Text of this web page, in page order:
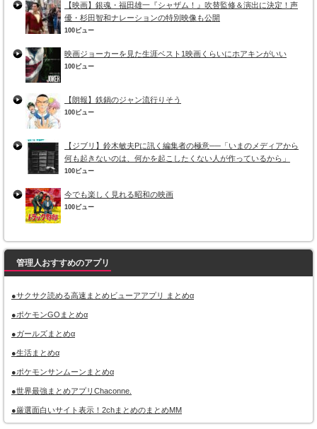
【映画】銀魂・福田雄一『シャザム！』吹替監修＆演出に決定！声
優・杉田智和ナレーションの特別映像も公開
100ビュー
映画ジョーカーを見た生涯ベスト1映画くらいにホアキンがいい
100ビュー
【朗報】鉄鍋のジャン流行りそう
100ビュー
【ジブリ】鈴木敏夫Pに訊く編集者の極意──「いまのメディアから
何も起きないのは、何かを起こしたくない人が作っているから」
100ビュー
今でも楽しく見れる昭和の映画
100ビュー
管理人おすすめのアプリ
●サクサク読める高速まとめビューアアプリ まとめα
●ポケモンGOまとめα
●ガールズまとめα
●生活まとめα
●ポケモンサンムーンまとめα
●世界最強まとめアプリChaconne.
●厳選面白いサイト表示！2chまとめのまとめMM